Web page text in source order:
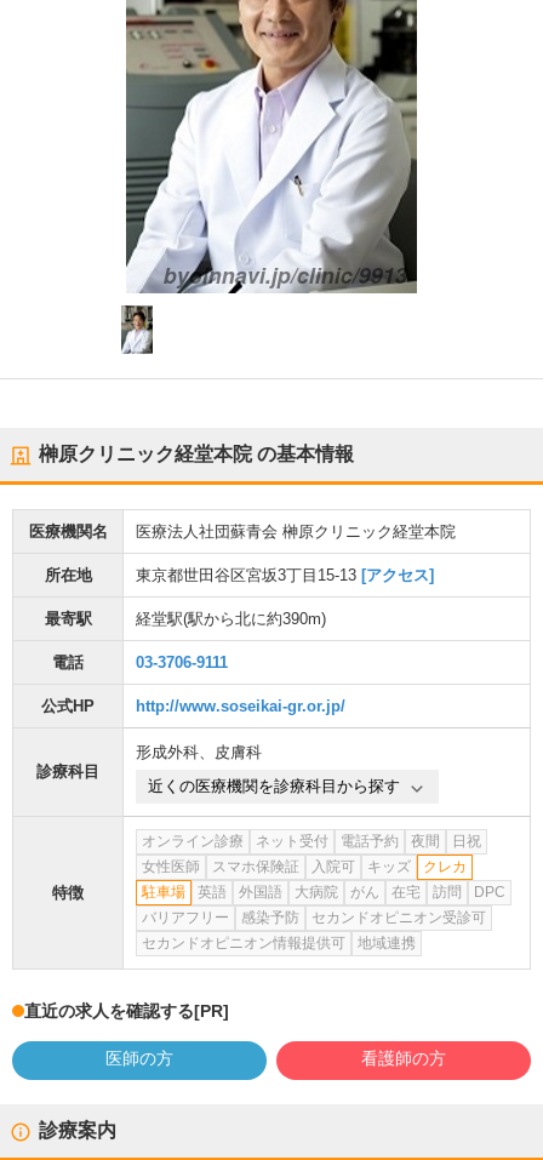
榊原クリニック経堂本院の基本情報
医療機関名 医療法人社団蘇青会 榊原クリニック経堂本院
所在地 東京都世田谷区宮坂3丁目15-13 [アクセス]
最寄駅 経堂駅(駅から北に約390m)
電話 03-3706-9111
公式HP http://www.soseikai-gr.or.jp/
診療科目
形成外科、 皮膚科
近くの医療機関を診療科目から探す
特徴
オンライン診療 ネット受付 電話予約 夜間
日祝
女性医師
スマホ保険証 入院可 キッズ
クレカ
駐車場
英語 外国語 大病院 がん 在宅 訪問
DPC
バリアフリー
感染予防
セカンドオピニオン受診可
セカンドオピニオン情報提供可
地域連携
直近の求人を確認する[PR]
医師の方 看護師の方
診療案内